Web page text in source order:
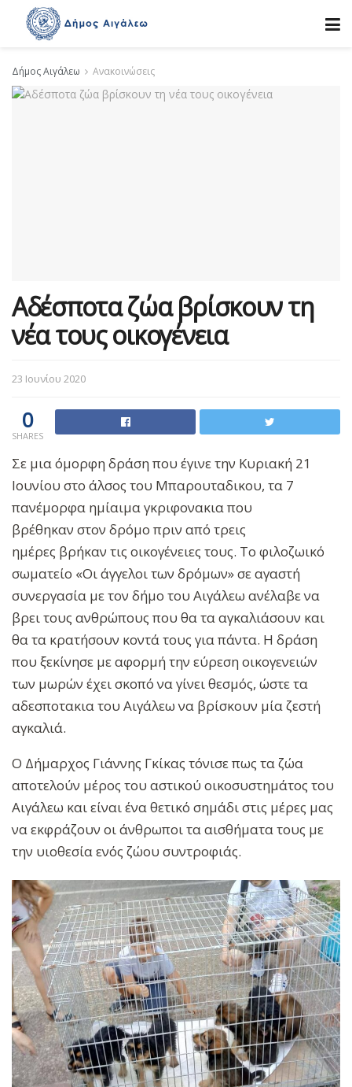
Δήμος Αιγάλεω Ανακοινώσεις
Αδέσποτα ζώα βρίσκουν τη
νέα τους οικογένεια
23 Ιουνίου 2020
0
SHARES
Σε μια όμορφη δράση που έγινε την Κυριακή 21
Ιουνίου στο άλσος του Μπαρουταδικου, τα 7
πανέμορφα ημίαιμα γκριφονακια που
βρέθηκαν στον δρόμο πριν από τρεις
ημέρες βρήκαν τις οικογένειες τους. Το φιλοζωικό
σωματείο «Οι άγγελοι των δρόμων» σε αγαστή
συνεργασία με τον δήμο του Αιγάλεω ανέλαβε να
βρει τους ανθρώπους που θα τα αγκαλιάσουν και
θα τα κρατήσουν κοντά τους για πάντα. Η δράση
που ξεκίνησε με αφορμή την εύρεση οικογενειών
των μωρών έχει σκοπό να γίνει θεσμός, ώστε τα
αδεσποτακια του Αιγάλεω να βρίσκουν μία ζεστή
αγκαλιά.
Ο Δήμαρχος Γιάννης Γκίκας τόνισε πως τα ζώα
αποτελούν μέρος του αστικού οικοσυστημάτος του
Αιγάλεω και είναι ένα θετικό σημάδι στις μέρες μας
να εκφράζουν οι άνθρωποι τα αισθήματα τους με
την υιοθεσία ενός ζώου συντροφιάς.